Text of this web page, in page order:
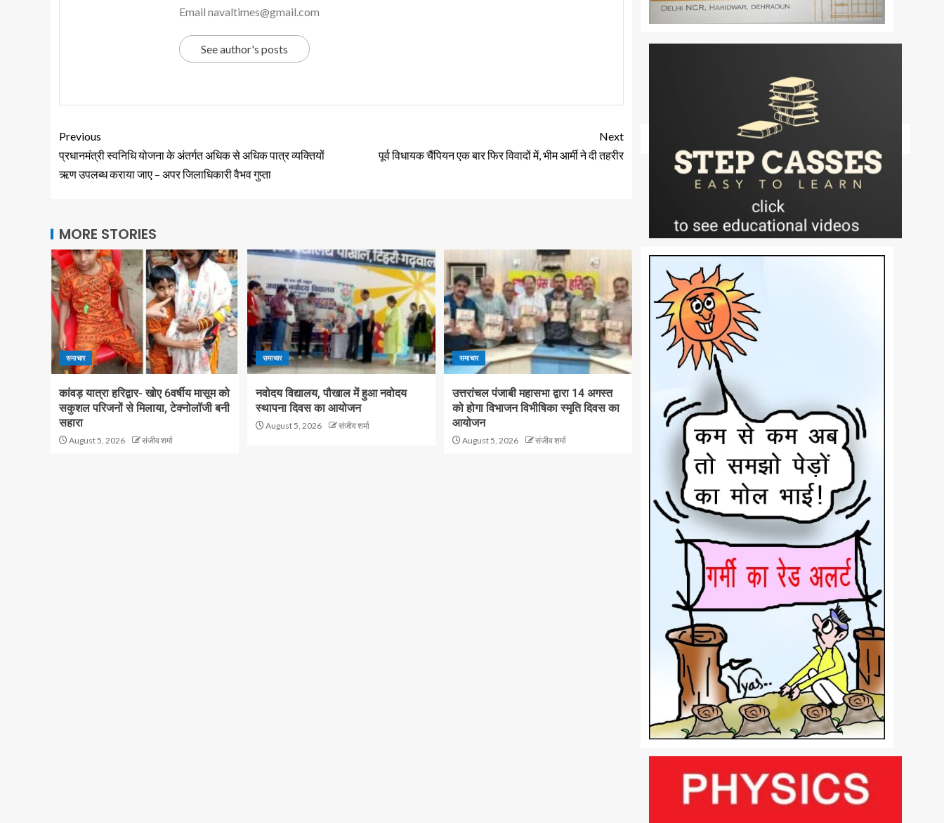
Email navaltimes@gmail.com
See author's posts
Previous
प्रधानमंत्री स्वनिधि योजना के अंतर्गत अधिक से अधिक पात्र व्यक्तियों
ऋण उपलब्ध कराया जाए – अपर जिलाधिकारी वैभव गुप्ता
Next
पूर्व विधायक चैंपियन एक बार फिर विवादों में, भीम आर्मी ने दी तहरीर
MORE STORIES
समाचार
कांवड़ यात्रा हरिद्वार- खोए 6वर्षीय मासूम को
सकुशल परिजनों से मिलाया, टेक्नोलॉजी बनी
सहारा
August 5, 2026 संजीव शर्मा
समाचार
नवोदय विद्यालय, पौखाल में हुआ नवोदय
स्थापना दिवस का आयोजन
August 5, 2026 संजीव शर्मा
समाचार
उत्तरांचल पंजाबी महासभा द्वारा 14 अगस्त
को होगा विभाजन विभीषिका स्मृति दिवस का
आयोजन
August 5, 2026 संजीव शर्मा